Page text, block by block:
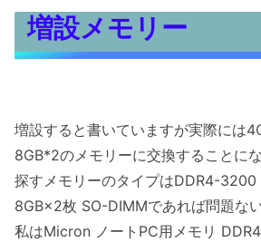
増設メモリー
増設すると書いていますが実際には
8GB*2のメモリーに交換することにな
探すメモリーのタイプはDDR4-
8GB×2枚 SO-DIMMであれば問題ない
私はMicron ノートPC用メモリ